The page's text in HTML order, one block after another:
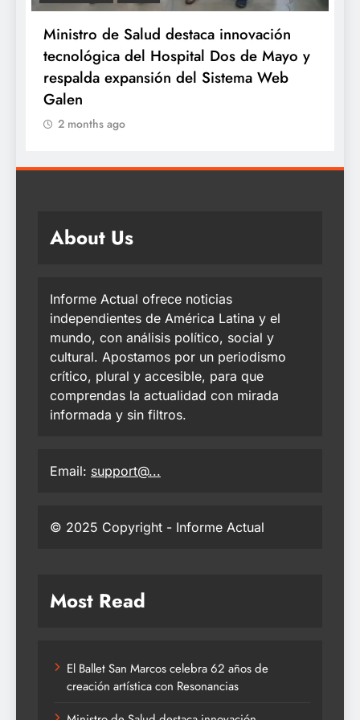
Ministro de Salud destaca innovación
tecnológica del Hospital Dos de Mayo y
respalda expansión del Sistema Web
Galen
2 months ago
About Us
Informe Actual ofrece noticias
independientes de América Latina y el
mundo, con análisis político, social y
cultural. Apostamos por un periodismo
crítico, plural y accesible, para que
comprendas la actualidad con mirada
informada y sin filtros.
Email: support@...
© 2025 Copyright - Informe Actual
Most Read
El Ballet San Marcos celebra 62 años de
creación artística con Resonancias